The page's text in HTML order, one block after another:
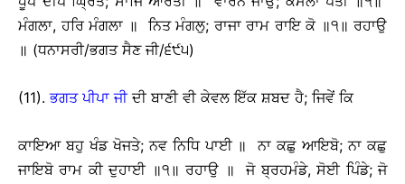
ਮੰਗਲਾ, ਹਰਿ ਮੰਗਲਾ ॥ ਨਿਤ ਮੰਗਲੁ; ਰਾਜਾ ਰਾਮ ਰਾਇ ਕੋ ॥੧॥ ਰਹਾਉ
॥ (ਧਨਾਸਰੀ/ਭਗਤ ਸੈਣ ਜੀ/੬੯੫)
(11).ਭਗਤ ਪੀਪਾ ਜੀਦੀ ਬਾਣੀ ਵੀ ਕੇਵਲ ਇੱਕ ਸ਼ਬਦ ਹੈ; ਜਿਵੇਂ ਕਿ
ਕਾਇਆ ਬਹੁ ਖੰਡ ਖੋਜਤੇ; ਨਵ ਨਿਧਿ ਪਾਈ ॥ ਨਾ ਕਛੁ ਆਇਬੋ; ਨਾ ਕਛੁ
ਜਾਇਬੋ ਰਾਮ ਕੀ ਦੁਹਾਈ ॥੧॥ ਰਹਾਉ ॥ ਜੋ ਬ੍ਰਹਮੰਡੇ, ਸੋਈ ਪਿੰਡੇ; ਜੋ